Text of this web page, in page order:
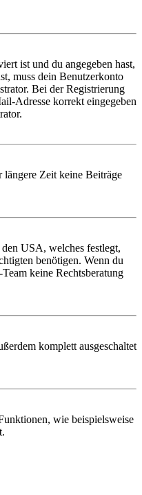
ist und du angegeben hast,
muss dein Benutzerkonto
Bei der Registrierung
Adresse korrekt eingegeben
längere Zeit keine Beiträge
USA, welches festlegt,
benötigen. Wenn du
keine Rechtsberatung
komplett ausgeschaltet
wie beispielsweise